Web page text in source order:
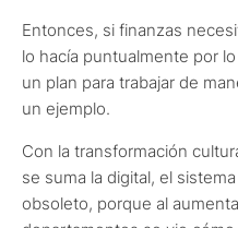
Entonces, si finanzas
lo hacía puntualmente por
un plan para trabajar de
un ejemplo.
Con la transformación
se suma la digital, el
obsoleto, porque al